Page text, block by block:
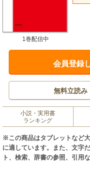
1巻配信中
会員登録
無料立読み
小説・実用書
ランキング
※この商品はタブレットなど
に適しています。また、文字
ト、検索、辞書の参照、引用
仕事や恋愛がうまくいかない